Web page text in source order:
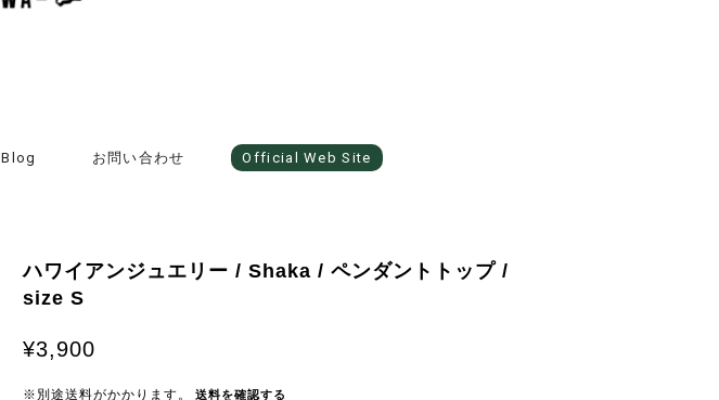
Blog お問い合わせ Official Web Site
ハワイアンジュエリー / Shaka / ペンダントトップ /
size S
¥3,900
※別途送料がかかります。 送料を確認する